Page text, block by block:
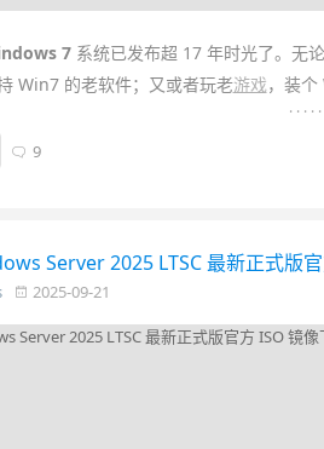
7系统已发布超 17 年时光了。无
Win7 的老软件；又或者玩老游戏，装个
已停止了 Win7 技术支持，全精力搞出了
制作了集成 2026 年 1 月所有更新补丁
. . . . .
9
Server 2025 LTSC 最新正式版
2025-09-21